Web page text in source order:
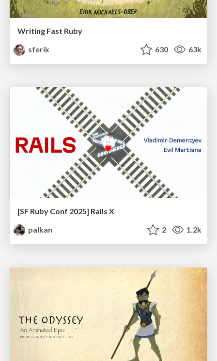
Writing Fast Ruby
sferik
630 63k
[SF Ruby Conf 2025] Rails X
palkan
2 1.2k